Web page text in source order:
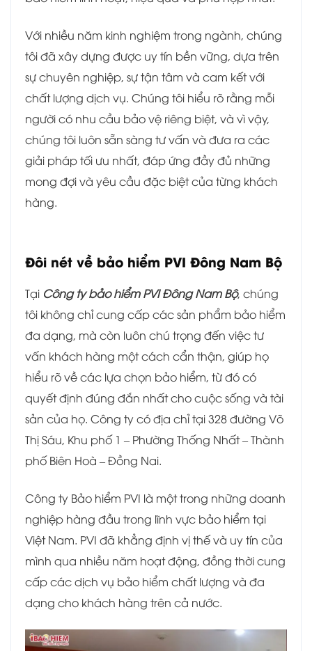
Với nhiều năm kinh nghiệm trong ngành, chúng
tôi đã xây dựng được uy tín bền vững, dựa trên
sự chuyên nghiệp, sự tận tâm và cam kết với
chất lượng dịch vụ. Chúng tôi hiểu rõ rằng mỗi
người có nhu cầu bảo vệ riêng biệt, và vì vậy,
chúng tôi luôn sẵn sàng tư vấn và đưa ra các
giải pháp tối ưu nhất, đáp ứng đầy đủ những
mong đợi và yêu cầu đặc biệt của từng khách
hàng.
Đôi nét về bảo hiểm PVI Đông Nam Bộ
Tại Công ty bảo hiểm PVI Đông Nam Bộ, chúng
tôi không chỉ cung cấp các sản phẩm bảo hiểm
đa dạng, mà còn luôn chú trọng đến việc tư
vấn khách hàng một cách cẩn thận, giúp họ
hiểu rõ về các lựa chọn bảo hiểm, từ đó có
quyết định đúng đắn nhất cho cuộc sống và tài
sản của họ. Công ty có địa chỉ tại 328 đường Võ
Thị Sáu, Khu phố 1 – Phường Thống Nhất – Thành
phố Biên Hoà – Đồng Nai.
Công ty Bảo hiểm PVI là một trong những doanh
nghiệp hàng đầu trong lĩnh vực bảo hiểm tại
Việt Nam. PVI đã khẳng định vị thế và uy tín của
mình qua nhiều năm hoạt động, đồng thời cung
cấp các dịch vụ bảo hiểm chất lượng và đa
dạng cho khách hàng trên cả nước.